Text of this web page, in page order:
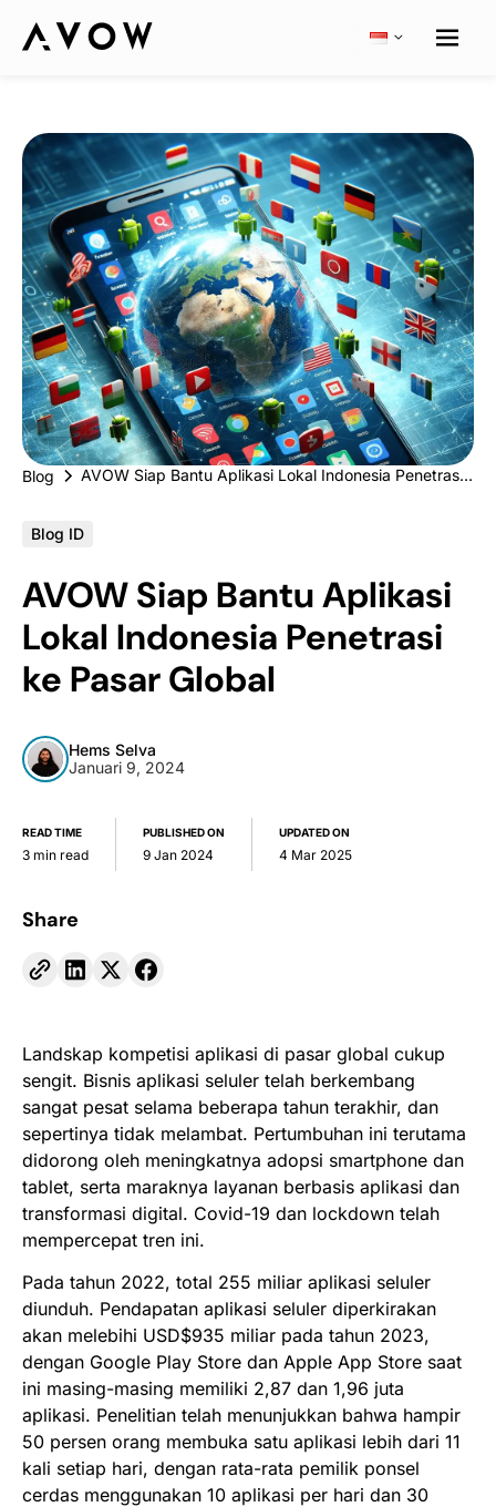
Blog AVOW Siap Bantu Aplikasi Lokal Indonesia Penetrasi ke Pasar Global
Blog ID
AVOW Siap Bantu Aplikasi
Lokal Indonesia Penetrasi
ke Pasar Global
Hems Selva
Januari 9, 2024
READ TIME
3 min read
PUBLISHED ON
9 Jan 2024
UPDATED ON
4 Mar 2025
Share
Landskap kompetisi aplikasi di pasar global cukup
sengit. Bisnis aplikasi seluler telah berkembang
sangat pesat selama beberapa tahun terakhir, dan
sepertinya tidak melambat. Pertumbuhan ini terutama
didorong oleh meningkatnya adopsi smartphone dan
tablet, serta maraknya layanan berbasis aplikasi dan
transformasi digital. Covid-19 dan lockdown telah
mempercepat tren ini.
Pada tahun 2022, total 255 miliar aplikasi seluler
diunduh. Pendapatan aplikasi seluler diperkirakan
akan melebihi USD$935 miliar pada tahun 2023,
dengan Google Play Store dan Apple App Store saat
ini masing-masing memiliki 2,87 dan 1,96 juta
aplikasi. Penelitian telah menunjukkan bahwa hampir
50 persen orang membuka satu aplikasi lebih dari 11
kali setiap hari, dengan rata-rata pemilik ponsel
cerdas menggunakan 10 aplikasi per hari dan 30